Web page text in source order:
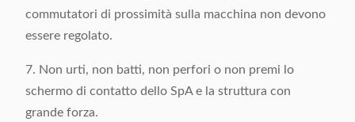
commutatori di prossimità sulla macchina non devono
essere regolato.
7. Non urti, non batti, non perfori o non premi lo
schermo di contatto dello SpA e la struttura con
grande forza.